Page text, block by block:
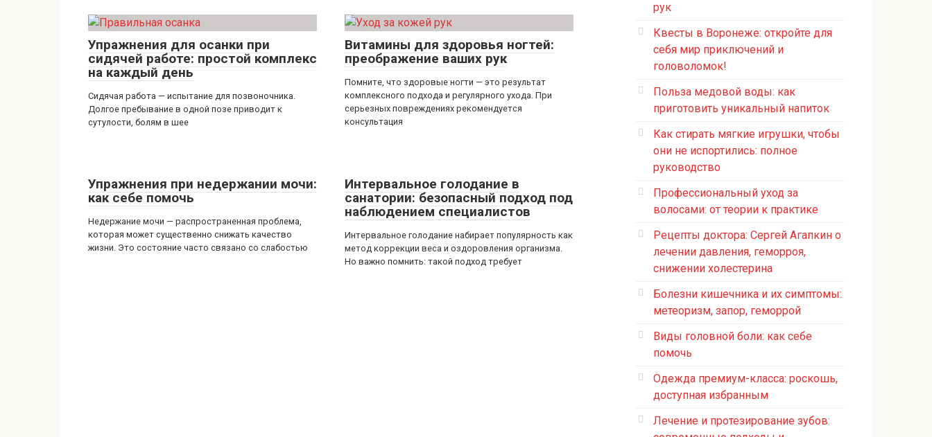
Упражнения для осанки при
сидячей работе: простой комплекс
на каждый день
Сидячая работа — испытание для позвоночника.
Долгое пребывание в одной позе приводит к
сутулости, болям в шее
Витамины для здоровья ногтей:
преображение ваших рук
Помните, что здоровые ногти — это результат
комплексного подхода и регулярного ухода. При
серьезных повреждениях рекомендуется
консультация
Упражнения при недержании мочи:
как себе помочь
Недержание мочи — распространенная проблема,
которая может существенно снижать качество
жизни. Это состояние часто связано со слабостью
Интервальное голодание в
санатории: безопасный подход под
наблюдением специалистов
Интервальное голодание набирает популярность как
метод коррекции веса и оздоровления организма.
Но важно помнить: такой подход требует
рук
Квесты в Воронеже: откройте для
себя мир приключений и
головоломок!
Польза медовой воды: как
приготовить уникальный напиток
Как стирать мягкие игрушки, чтобы
они не испортились: полное
руководство
Профессиональный уход за
волосами: от теории к практике
Рецепты доктора: Сергей Агапкин о
лечении давления, геморроя,
снижении холестерина
Болезни кишечника и их симптомы:
метеоризм, запор, геморрой
Виды головной боли: как себе
помочь
Одежда премиум-класса: роскошь,
доступная избранным
Лечение и протезирование зубов: